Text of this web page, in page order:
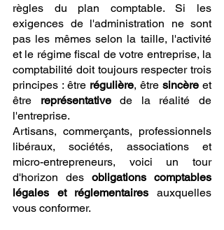
règles du plan comptable. Si les
exigences de l'administration ne sont
pas les mêmes selon la taille, l'activité
et le régime fiscal de votre entreprise, la
comptabilité doit toujours respecter trois
principes : être régulière, être sincère et
être représentative de la réalité de
l'entreprise.
Artisans, commerçants, professionnels
libéraux, sociétés, associations et
micro-entrepreneurs, voici un tour
d'horizon des obligations comptables
légales et réglementaires auxquelles
vous conformer.